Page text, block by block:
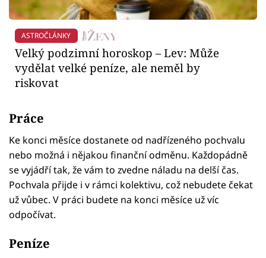
ASTROČLÁNKY
Velký podzimní horoskop – Lev: Může
vydělat velké peníze, ale neměl by
riskovat
Práce
Ke konci měsíce dostanete od nadřízeného pochvalu
nebo možná i nějakou finanční odměnu. Každopádně
se vyjádří tak, že vám to zvedne náladu na delší čas.
Pochvala přijde i v rámci kolektivu, což nebudete čekat
už vůbec. V práci budete na konci měsíce už víc
odpočívat.
Peníze